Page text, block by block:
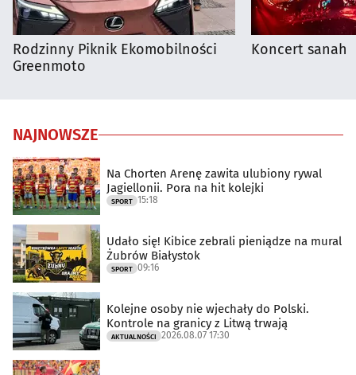
Rodzinny Piknik Ekomobilności
Greenmoto
Koncert sanah
NAJNOWSZE
Na Chorten Arenę zawita ulubiony rywal
Jagiellonii. Pora na hit kolejki
SPORT 15:18
Udało się! Kibice zebrali pieniądze na mural
Żubrów Białystok
SPORT 09:16
Kolejne osoby nie wjechały do Polski.
Kontrole na granicy z Litwą trwają
AKTUALNOŚCI 2026.08.07 17:30